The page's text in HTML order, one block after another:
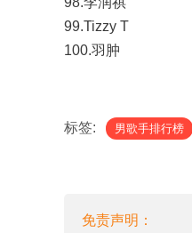
99.Tizzy T
100.羽肿
标签: 男歌手排行榜
免责声明：